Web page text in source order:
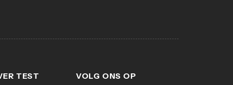
TEST
VOLG ONS OP